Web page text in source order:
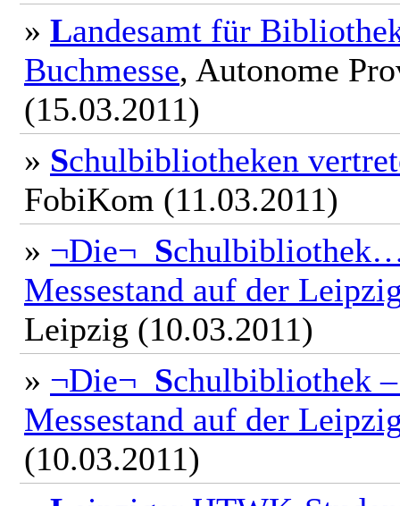
» Landesamt für
Buchmesse, Autonome
(15.03.2011)
» Schulbibliotheken
FobiKom (11.03.2011)
» ¬Die¬ Schulbibliothek…
Messestand auf der
Leipzig (10.03.2011)
» ¬Die¬ Schulbibliothek
Messestand auf der
(10.03.2011)